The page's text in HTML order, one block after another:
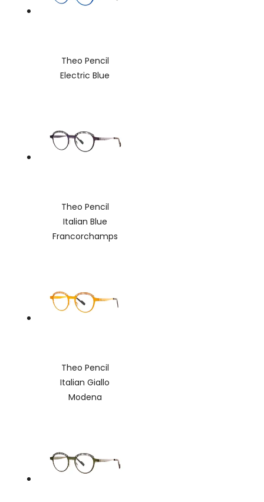
Theo Pencil
Electric Blue
Theo Pencil
Italian Blue
Francorchamps
Theo Pencil
Italian Giallo
Modena